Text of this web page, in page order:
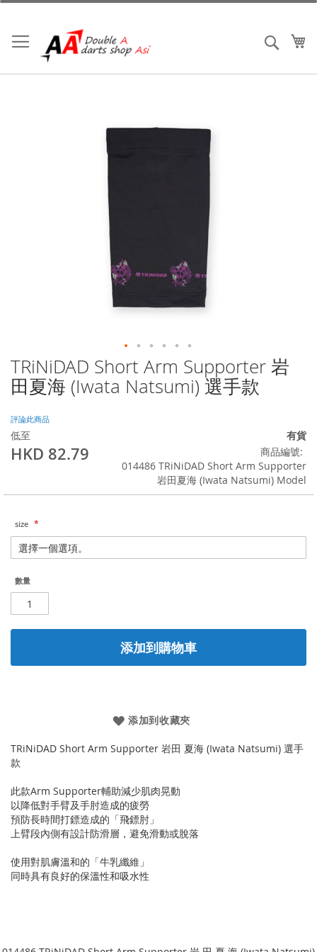
跳
內
容
搜索
TRiNiDAD Short Arm Supporter 岩
田夏海 (Iwata Natsumi) 選手款
評論此商品
低至
HKD 82.79
有貨
商品編號
014486 TRiNiDAD Short Arm Supporter
岩田夏海 (Iwata Natsumi) Model
size
數量
添加到購物車
添加到收藏夾
TRiNiDAD Short Arm Supporter 岩田 夏海 (Iwata Natsumi) 選手
款
此款Arm Supporter輔助減少肌肉晃動
以降低對手臂及手肘造成的疲勞
預防長時間打鏢造成的「飛鏢肘」
上臂段內側有設計防滑層，避免滑動或脫落
使用對肌膚溫和的「牛乳纖維」
同時具有良好的保溫性和吸水性
Skip
to
the
of
the
images
gallery